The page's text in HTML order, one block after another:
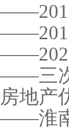
——三次
房地产
——淮南